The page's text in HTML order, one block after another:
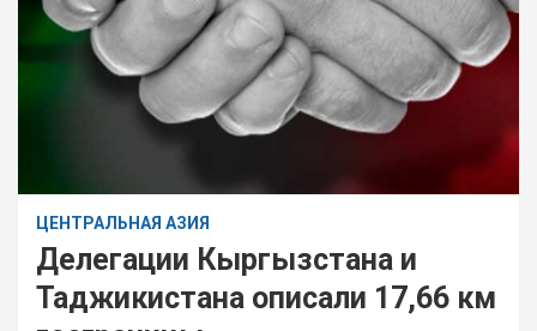
ЦЕНТРАЛЬНАЯ АЗИЯ
Делегации Кыргызстана и
Таджикистана описали 17,66 км